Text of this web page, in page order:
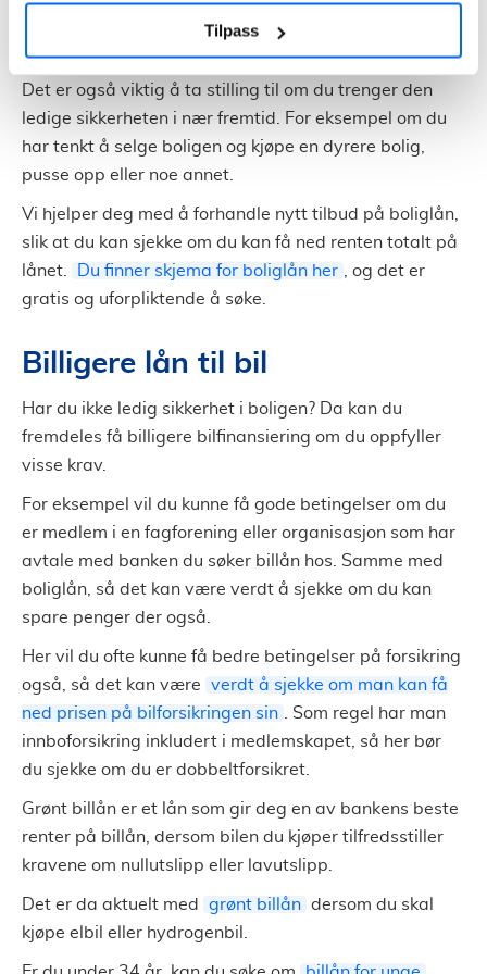
Tilpass
kunne ende opp med å betale mer enn du ville med
billån.
Det er også viktig å ta stilling til om du trenger den
ledige sikkerheten i nær fremtid. For eksempel om du
har tenkt å selge boligen og kjøpe en dyrere bolig,
pusse opp eller noe annet.
Vi hjelper deg med å forhandle nytt tilbud på boliglån,
slik at du kan sjekke om du kan få ned renten totalt på
lånet.
Du finner skjema for boliglån her
, og det er
gratis og uforpliktende å søke.
Billigere lån til bil
Har du ikke ledig sikkerhet i boligen? Da kan du
fremdeles få billigere bilfinansiering om du oppfyller
visse krav.
For eksempel vil du kunne få gode betingelser om du
er medlem i en fagforening eller organisasjon som har
avtale med banken du søker billån hos. Samme med
boliglån, så det kan være verdt å sjekke om du kan
spare penger der også.
Her vil du ofte kunne få bedre betingelser på forsikring
også, så det kan være
verdt å sjekke om man kan få
ned prisen på bilforsikringen sin
. Som regel har man
innboforsikring inkludert i medlemskapet, så her bør
du sjekke om du er dobbeltforsikret.
Grønt billån er et lån som gir deg en av bankens beste
renter på billån, dersom bilen du kjøper tilfredsstiller
kravene om nullutslipp eller lavutslipp.
Det er da aktuelt med grønt billån dersom du skal
kjøpe elbil eller hydrogenbil.